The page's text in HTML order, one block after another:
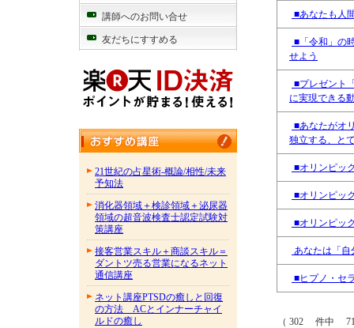
講師へのお問い合せ
友だちにすすめる
21世紀の占星術-概論/相性/未来
予知法
消化器領域＋検診領域＋泌尿器
領域の超音波検査士認定試験対
策講座
接客営業スキル＋商談スキル＝
ダントツ売る営業になるネット
通信講座
ネット講座PTSDの癒しと回復
の方法 ACとインナーチャイ
ルドの癒し
■あなたも人
■「令和」の
せよう
■プレゼント
に実現できる
■あなたがオ
独立する、と
■オリンピッ
■オリンピッ
■オリンピッ
あなたは「自
■ヒプノ・セ
（ 302 件中